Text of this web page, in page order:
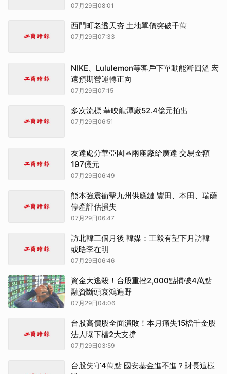
07月29日08:01
西門町老透天夯 土地單價突破千萬
07月29日07:33
NIKE、Lululemon等客戶下單動能漸回溫 宏
遠預期營運轉正向
07月29日07:15
多次流標 華映龍潭廠52.4億元拍出
07月29日06:51
友達處分華亞園區兩座廠給廣達 交易金額
197億元
07月29日06:49
熊本強震衝擊九州供應鏈 豐田、本田、瑞薩
停產評估損失
07月29日06:47
訪北韓三個月後 韓媒：王毅有望下月訪韓
或晤李在明
07月29日06:46
資金大逃殺！台股重挫2,000點摜破4萬點
融資斷頭哀鴻遍野
07月29日04:06
台股高價股全面潰敗！本月痛失15檔千金股
法人曝下檔2大支撐
07月29日03:59
台股失守4萬點 國安基金進不進？財長這樣